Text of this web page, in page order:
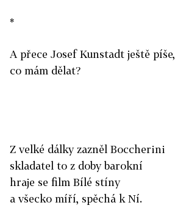
*
A přece Josef Kunstadt ještě píše,
co mám dělat?
Z velké dálky zazněl Boccherini
skladatel to z doby barokní
hraje se film Bílé stíny
a všecko míří, spěchá k Ní.